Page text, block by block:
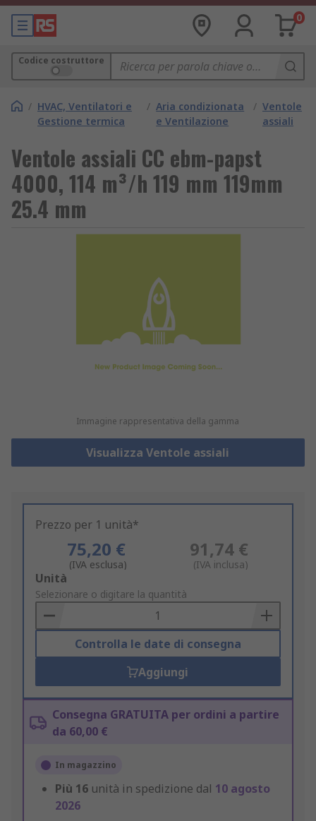
0
Codice costruttore
/ HVAC, Ventilatori e
Gestione termica
/ Aria condizionata
e Ventilazione
/ Ventole
assiali
Ventole assiali CC ebm-papst
4000, 114 m³/h 119 mm 119mm
25.4 mm
Immagine rappresentativa della gamma
Visualizza Ventole assiali
Prezzo per 1 unità*
75,20 €
(IVA esclusa)
91,74 €
(IVA inclusa)
Add
to
Basket
Unità
Selezionare o digitare la quantità
Controlla le date di consegna
Aggiungi
Consegna GRATUITA per ordini a partire
da 60,00 €
In magazzino
Più 16 unità in spedizione dal 10 agosto
2026